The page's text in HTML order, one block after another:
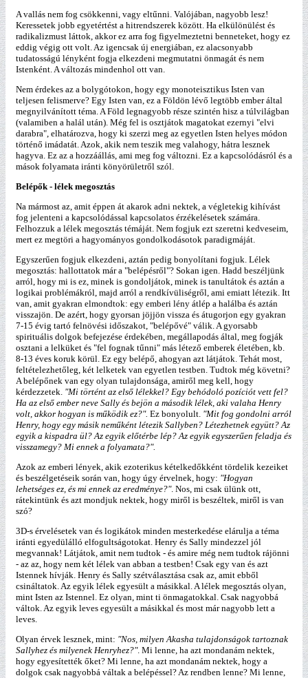
A vallás nem fog csökkenni, vagy eltűnni. Valójában, nagyobb lesz!
Keressetek jobb egyetértést a hitrendszerek között. Ha elkülönülést és
radikalizmust láttok, akkor ez arra fog figyelmeztetni benneteket, hogy ez
eddig végig ott volt. Az igencsak új energiában, ez alacsonyabb
tudatosságú lényként fogja elkezdeni megmutatni önmagát és nem
Istenként. A változás mindenhol ott van.
Nem érdekes az a bolygótokon, hogy egy monoteisztikus Isten van
teljesen felismerve? Egy Isten van, ez a Földön lévő legtöbb ember által
megnyilvánított téma. A Föld legnagyobb része szintén hisz a túlvilágban
(valamiben a halál után). Még fel is osztjátok magatokat ezernyi "elvi
darabra", elhatározva, hogy ki szerzi meg az egyetlen Isten helyes módon
történő imádatát. Azok, akik nem teszik meg valahogy, hátra lesznek
hagyva. Ez az a hozzáállás, ami meg fog változni. Ez a kapcsolódásról és a
mások folyamata iránti könyörületről szól.
Belépők - lélek megosztás
Na mármost az, amit éppen át akarok adni nektek, a végletekig kihívást
fog jelenteni a kapcsolódással kapcsolatos érzékelésetek számára.
Felhozzuk a lélek megosztás témáját. Nem fogjuk ezt szeretni kedveseim,
mert ez megtöri a hagyományos gondolkodásotok paradigmáját.
Egyszerűen fogjuk elkezdeni, aztán pedig bonyolítani fogjuk. Lélek
megosztás: hallottatok már a "belépésről"? Sokan igen. Hadd beszéljünk
arról, hogy mi is ez, minek is gondoljátok, minek is tanultátok és aztán a
logikai problémákról, majd arról a rendkívüliségről, ami emiatt létezik. Itt
van, amit gyakran elmondtok: egy emberi lény átlép a halálba és aztán
visszajön. De azért, hogy gyorsan jöjjön vissza és átugorjon egy gyakran
7-15 évig tartó felnövési időszakot, "belépővé" válik. A gyorsabb
spirituális dolgok befejezése érdekében, megállapodás által, meg fogják
osztani a lelküket és "fel fognak tűnni" más létező emberek életében, kb.
8-13 éves koruk körül. Ez egy belépő, ahogyan azt látjátok. Tehát most,
feltételezhetőleg, két lelketek van egyetlen testben. Tudtok még követni?
A belépőnek van egy olyan tulajdonsága, amiről meg kell, hogy
kérdezzetek. "Mi történt az első lélekkel? Egy behódoló pozíciót vett fel?
Ha az első ember neve Sally és bejön a második lélek, aki valaha Henry
volt, akkor hogyan is működik ez?". Ez bonyolult. "Mit fog gondolni arról
Henry, hogy egy másik neműként létezik Sallyben? Létezhetnek együtt? Az
egyik a kispadra ül? Az egyik előtérbe lép? Az egyik egyszerűen feladja és
visszamegy? Mi ennek a folyamata?".
Azok az emberi lények, akik ezoterikus kételkedőkként tördelik kezeiket
és beszélgetéseik során van, hogy úgy érvelnek, hogy: "Hogyan
lehetséges ez, és mi ennek az eredménye?". Nos, mi csak ülünk ott,
rátekintünk és azt mondjuk nektek, hogy miről is beszéltek, miről is van
szó?
3D-s érvelésetek van és logikátok minden mesterkedése elárulja a téma
iránti egyedülálló elfogultságotokat. Henry és Sally mindezzel jól
megvannak! Látjátok, amit nem tudtok - és amire még nem tudtok rájönni
- az az, hogy nem két lélek van abban a testben! Csak egy van és azt
Istennek hívják. Henry és Sally szétválasztása csak az, amit ebből
csináltatok. Az egyik lélek egyesült a másikkal. A lélek megosztás olyan,
mint Isten az Istennel. Ez olyan, mint ti önmagatokkal. Csak nagyobbá
váltok. Az egyik leves egyesült a másikkal és most már nagyobb lett a
leves.
Olyan érvek lesznek, mint: "Nos, milyen Akasha tulajdonságok tartoznak
Sallyhez és milyenek Henryhez?". Mi lenne, ha azt mondanám nektek,
hogy egyesítették őket? Mi lenne, ha azt mondanám nektek, hogy a
dolgok csak nagyobbá váltak a belépéssel? Az rendben lenne? Mi lenne,